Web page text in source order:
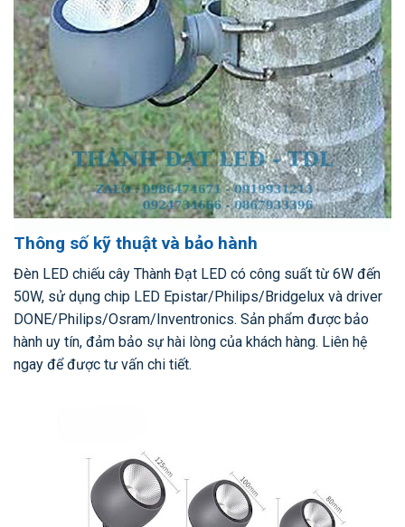
Thông số kỹ thuật và bảo hành
Đèn LED chiếu cây Thành Đạt LED có công suất từ 6W đến
50W, sử dụng chip LED Epistar/Philips/Bridgelux và driver
DONE/Philips/Osram/Inventronics. Sản phẩm được bảo
hành uy tín, đảm bảo sự hài lòng của khách hàng. Liên hệ
ngay để được tư vấn chi tiết.